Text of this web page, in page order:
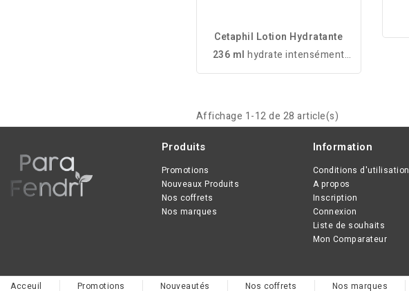
Cetaphil Lotion Hydratante
236 ml hydrate intensément
les peaux sèches et sensibles.
parfum, hypoallergénique.
Convient à toute la famille
Affichage 1-12 de 28 article(s)
Produits
Promotions
Nouveaux Produits
Nos coffrets
Nos marques
Information
Conditions d'utilisation
A propos
Inscription
Connexion
Liste de souhaits
Mon Comparateur
Acceuil
Promotions Nouveautés Nos coffrets Nos marques